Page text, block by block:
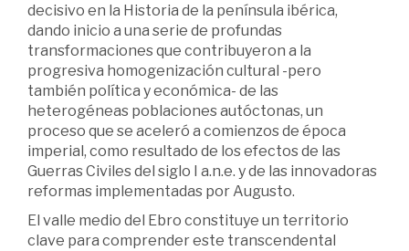
decisivo en la Historia de la península ibérica,
dando inicio a una serie de profundas
transformaciones que contribuyeron a la
progresiva homogenización cultural -pero
también política y económica- de las
heterogéneas poblaciones autóctonas, un
proceso que se aceleró a comienzos de época
imperial, como resultado de los efectos de las
Guerras Civiles del siglo I a.n.e. y de las innovadoras
reformas implementadas por Augusto.
El valle medio del Ebro constituye un territorio
clave para comprender este transcendental